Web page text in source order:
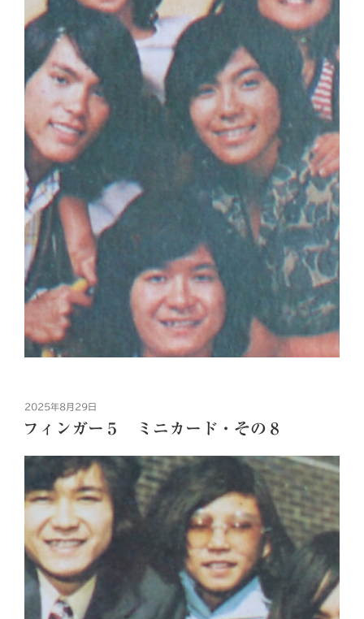
投
稿
日:
2025年8月29日
フィンガー５ ミニカード・その８